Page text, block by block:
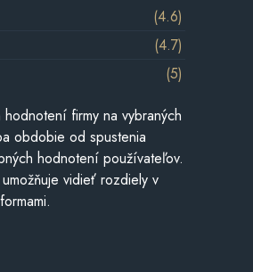
(4.6)
(4.7)
(5)
firmy na vybraných
obdobie od spustenia
hodnotení používateľov.
vidieť rozdiely v